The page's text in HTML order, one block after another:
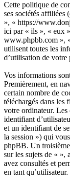
Cette politique de
ses sociétés affiliées
», « https://
ici par « ils », « eux
www.phpbb.com »,
utilisent toutes les
d’utilisation de
Vos informations
Premièrement, en
certain nombre de
téléchargés dans les
votre ordinateur. Les
identifiant
et un identifiant de
la session ») qui
phpBB. Un
sur les sujets de « »,
avez consultés et
en tant qu’utilisateur.